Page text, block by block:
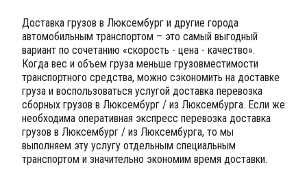
Доставка грузов в Люксембург и другие города
автомобильным транспортом – это самый выгодный
вариант по сочетанию «скорость - цена - качество».
Когда вес и объем груза меньше грузовместимости
транспортного средства, можно сэкономить на доставке
груза и воспользоваться услугой доставка перевозка
сборных грузов в Люксембург / из Люксембурга. Если же
необходима оперативная экспресс перевозка доставка
грузов в Люксембург / из Люксембурга, то мы
выполняем эту услугу отдельным специальным
транспортом и значительно экономим время доставки.